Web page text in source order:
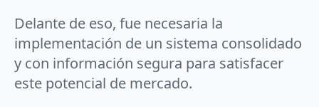
Delante de eso, fue necesaria la
implementación de un sistema consolidado
y con información segura para satisfacer
este potencial de mercado.